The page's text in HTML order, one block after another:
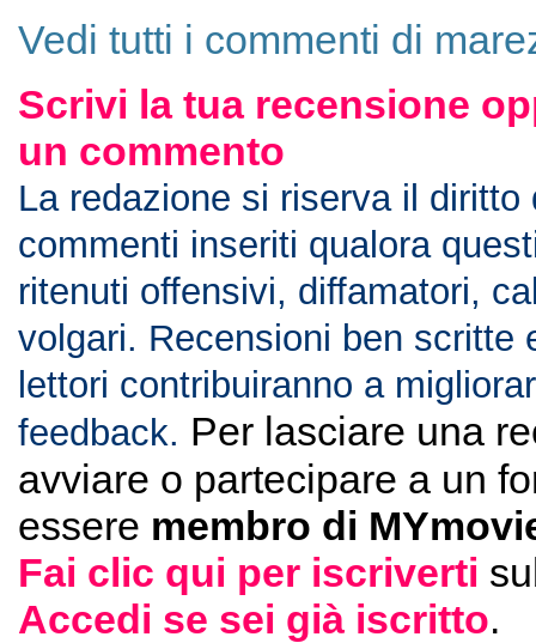
Vedi tutti i commenti di
Scrivi la tua recensione
un commento
La redazione si riserva il diritto
commenti inseriti qualora
ritenuti offensivi, diffamatori,
volgari. Recensioni ben scritte
lettori contribuiranno a
feedback. Per lasciare una
avviare o partecipare a un
essere membro di
Fai clic qui per iscriverti
Accedi se sei già iscritto.